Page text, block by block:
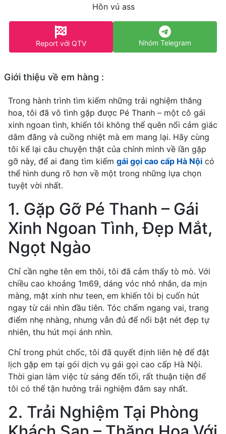
Hôn vú ass
Report với QTV Nhóm Telegram
Giới thiệu về em hàng :
Trong hành trình tìm kiếm những trải nghiệm thăng
hoa, tôi đã vô tình gặp được Pé Thanh – một cô gái
xinh ngoan tình, khiến tôi không thể quên nổi cảm giác
dâm đãng và cuồng nhiệt mà em mang lại. Hãy cùng
tôi kể lại câu chuyện thật của chính mình về lần gặp
gỡ này, để ai đang tìm kiếm gái gọi cao cấp Hà Nội có
thể hình dung rõ hơn về một trong những lựa chọn
tuyệt vời nhất.
1. Gặp Gỡ Pé Thanh – Gái
Xinh Ngoan Tình, Đẹp Mắt,
Ngọt Ngào
Chỉ cần nghe tên em thôi, tôi đã cảm thấy tò mò. Với
chiều cao khoảng 1m69, dáng vóc nhỏ nhắn, da mịn
màng, mặt xinh như teen, em khiến tôi bị cuốn hút
ngay từ cái nhìn đầu tiên. Tóc chấm ngang vai, trang
điểm nhẹ nhàng, nhưng vẫn đủ để nổi bật nét đẹp tự
nhiên, thu hút mọi ánh nhìn.
Chỉ trong phút chốc, tôi đã quyết định liên hệ để đặt
lịch gặp em tại gói dịch vụ gái gọi cao cấp Hà Nội.
Thời gian làm việc từ sáng đến tối, rất thuận tiện để
tôi có thể tận hưởng trải nghiệm đắm say nhất.
2. Trải Nghiệm Tại Phòng